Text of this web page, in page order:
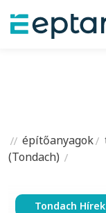
építőanyagok
(Tondach)
Tondach Hírek